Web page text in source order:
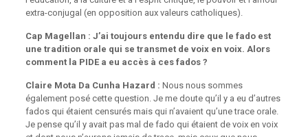
extra-conjugal (en opposition aux valeurs catholiques).
Cap Magellan : J’ai toujours entendu dire que le fado est
une tradition orale qui se transmet de voix en voix. Alors
comment la PIDE a eu accès à ces fados ?
Claire Mota Da Cunha Hazard : Nous nous sommes
également posé cette question. Je me doute qu’il y a eu d’autres
fados qui étaient censurés mais qui n’avaient qu’une trace orale.
Je pense qu’il y avait pas mal de fado qui étaient de voix en voix